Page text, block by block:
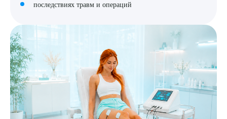
последствиях травм и операций